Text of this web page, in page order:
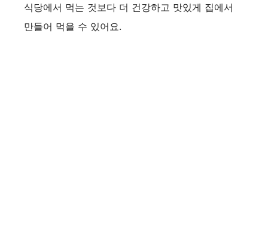
식당에서 먹는 것보다 더 건강하고 맛있게 집에서
만들어 먹을 수 있어요.